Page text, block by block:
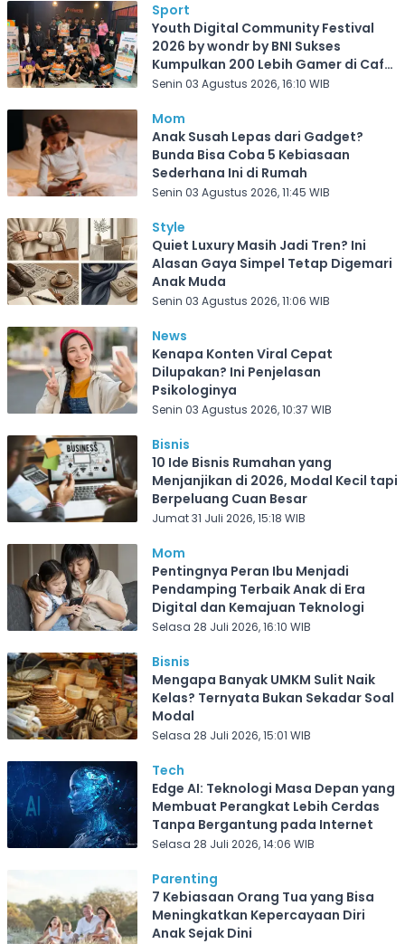
Sport
Youth Digital Community Festival
2026 by wondr by BNI Sukses
Kumpulkan 200 Lebih Gamer di Cafe
Frekuensi Depok
Senin 03 Agustus 2026, 16:10 WIB
Mom
Anak Susah Lepas dari Gadget?
Bunda Bisa Coba 5 Kebiasaan
Sederhana Ini di Rumah
Senin 03 Agustus 2026, 11:45 WIB
Style
Quiet Luxury Masih Jadi Tren? Ini
Alasan Gaya Simpel Tetap Digemari
Anak Muda
Senin 03 Agustus 2026, 11:06 WIB
News
Kenapa Konten Viral Cepat
Dilupakan? Ini Penjelasan
Psikologinya
Senin 03 Agustus 2026, 10:37 WIB
Bisnis
10 Ide Bisnis Rumahan yang
Menjanjikan di 2026, Modal Kecil tapi
Berpeluang Cuan Besar
Jumat 31 Juli 2026, 15:18 WIB
Mom
Pentingnya Peran Ibu Menjadi
Pendamping Terbaik Anak di Era
Digital dan Kemajuan Teknologi
Selasa 28 Juli 2026, 16:10 WIB
Bisnis
Mengapa Banyak UMKM Sulit Naik
Kelas? Ternyata Bukan Sekadar Soal
Modal
Selasa 28 Juli 2026, 15:01 WIB
Tech
Edge AI: Teknologi Masa Depan yang
Membuat Perangkat Lebih Cerdas
Tanpa Bergantung pada Internet
Selasa 28 Juli 2026, 14:06 WIB
Parenting
7 Kebiasaan Orang Tua yang Bisa
Meningkatkan Kepercayaan Diri
Anak Sejak Dini